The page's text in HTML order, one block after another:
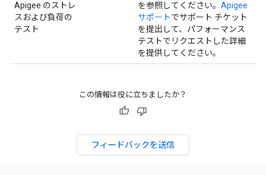
Apigee のストレ
スおよび負荷の
テスト
を参照してください。 Apigee
サポートでサポート チケット
を提出して、パフォーマンス
テストでリクエストした詳細
を提供してください。
この情報は役に立ちましたか？
フィードバックを送信